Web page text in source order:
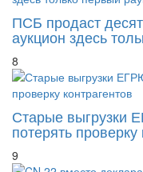
ПСБ продаст
аукцион здесь
8
Старые выгрузки
потерять проверку
9